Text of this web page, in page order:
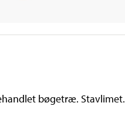
bøgetræ. Stavlimet.